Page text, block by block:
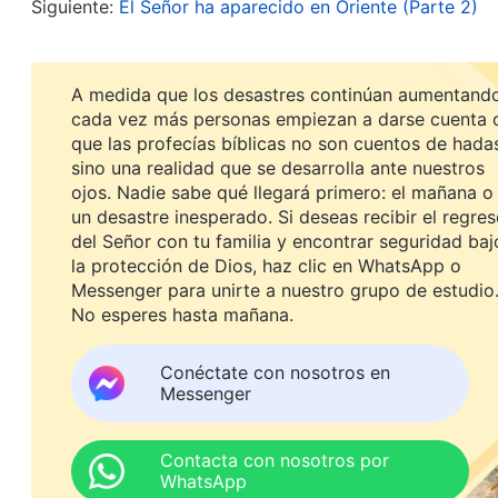
siempre. La vida en la iglesia era tediosa y me
vida. En un esfuerzo por aferrarse a su rebaño,
frecuencia viajes, salidas, fiestas y otras
de gente dentro de la iglesia, incluidas muchas
sino más bien gente a la caza de un novio o
salir a comer, etc., y me di cuenta de que la
mente. Aquello me llenó de dolor y tristeza. Más
encontraba en un constante estado de
perdido el rumbo y solo vagaba aturdida por la
Después de dar a luz a un hijo en 2014, el
leche materna para alimentar a nuestro hijo.
primero que salía de su boca era: “¿Cómo es
Siguiente: El Señor ha aparecido en Oriente (Parte 2)
A medida que los desastres continúan
cada vez más personas empiezan a darse cuenta
que las profecías bíblicas no son cuentos de
sino una realidad que se desarrolla ante nuestros
ojos. Nadie sabe qué llegará primero: el mañana o
un desastre inesperado. Si deseas recibir el
del Señor con tu familia y encontrar seguridad
la protección de Dios, haz clic en WhatsApp o
Messenger para unirte a nuestro grupo de estudio.
No esperes hasta mañana.
Conéctate con nosotros en
Messenger
Contacta con nosotros por
WhatsApp